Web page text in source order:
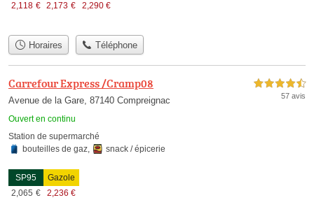
2,118 €
2,173 €
2,290 €
Horaires Téléphone
Carrefour Express /Cramp08
Avenue de la Gare, 87140 Compreignac
Ouvert en continu
4,5 étoiles sur 5
57 avis
Station de supermarché
bouteilles de gaz, snack / épicerie
SP95
2,065 €
Gazole
2,236 €